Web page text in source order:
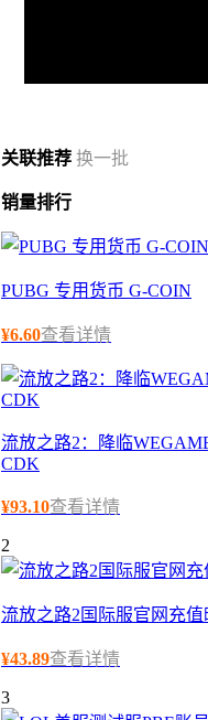
关联推荐 换一批
销量排行
PUBG 专用货币 G-COIN
¥6.60查看详情
流放之路2：降临
CDK
¥93.10查看详情
2
流放之路2国际服官网充
¥43.89查看详情
3